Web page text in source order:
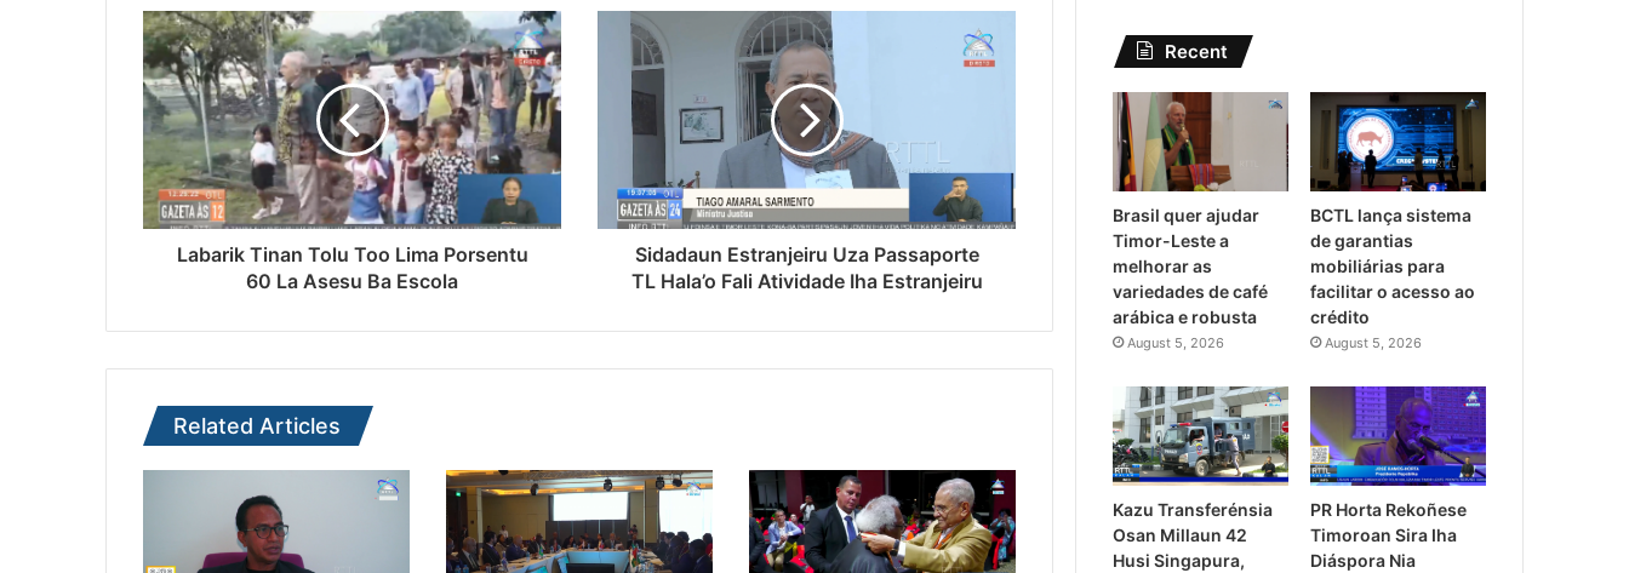
Labarik Tinan Tolu Too Lima Porsentu
60 La Asesu Ba Escola
Sidadaun Estranjeiru Uza Passaporte
TL Hala’o Fali Atividade Iha Estranjeiru
Related Articles
Recent
Brasil quer ajudar
Timor-Leste a
melhorar as
variedades de café
arábica e robusta
August 5, 2026
BCTL lança sistema
de garantias
mobiliárias para
facilitar o acesso ao
crédito
August 5, 2026
Kazu Transferénsia
Osan Millaun 42
Husi Singapura,
PR Horta Rekoñese
Timoroan Sira Iha
Diáspora Nia